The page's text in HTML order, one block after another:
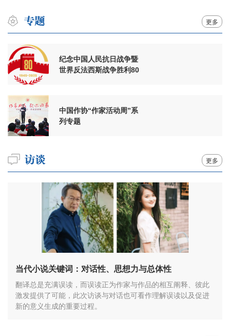
更多
纪念中国人民抗日战争暨
世界反法西斯战争胜利80
中国作协“作家活动周”系
列专题
更多
当代小说关键词：对话性、思想力与总体性
翻译总是充满误读，而误读正为作家与作品的相互阐释、彼此
激发提供了可能，此次访谈与对话也可看作理解误读以及促进
新的意义生成的重要过程。